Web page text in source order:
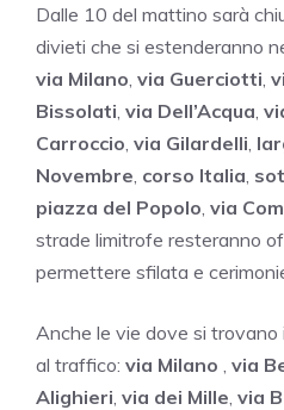
Dalle 10 del mattino sarà
divieti che si estenderanno
via Milano via Guerciotti
Bissolati via Dell’Acqua
Carroccio via Gilardelli
Novembre corso Italia
piazza del Popolo via
strade limitrofe resteranno
permettere sfilata e
Anche le vie dove si trovano
al traffico: via Milano via
Alighieri via dei Mille via